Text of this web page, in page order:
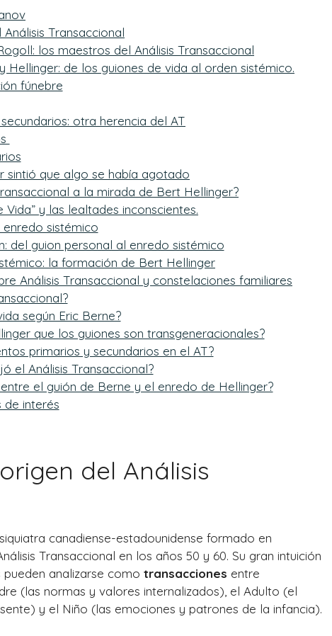
Transaccional
los maestros del Análisis Transaccional
Hellinger: de los guiones de vida al orden sistémico.
fúnebre
otra herencia del AT
sintió que algo se había agotado
a la mirada de Bert Hellinger?
Vida” y las lealtades inconscientes.
enredo sistémico
del guion personal al enredo sistémico
la formación de Bert Hellinger
Análisis Transaccional y constelaciones familiares
según Eric Berne?
que los guiones son transgeneracionales?
primarios y secundarios en el AT?
el Análisis Transaccional?
el guión de Berne y el enredo de Hellinger?
de interés
del Análisis
canadiense-estadounidense formado en
Transaccional en los años 50 y 60. Su gran intuición
analizarse como transacciones entre
(las normas y valores internalizados), el Adulto (el
y el Niño (las emociones y patrones de la infancia).